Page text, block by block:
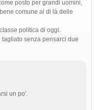
posto per grandi uomini,
comune al di là delle
politica di oggi.
senza pensarci due
un po'.